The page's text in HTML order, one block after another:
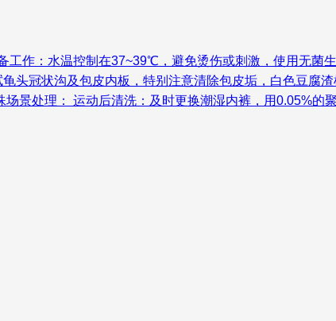
工作：水温控制在37~39℃，避免烫伤或刺激，使用无菌
头冠状沟及包皮内板，特别注意清除包皮垢，白色豆腐
景处理： 运动后清洗：及时更换潮湿内裤，用0.05%的